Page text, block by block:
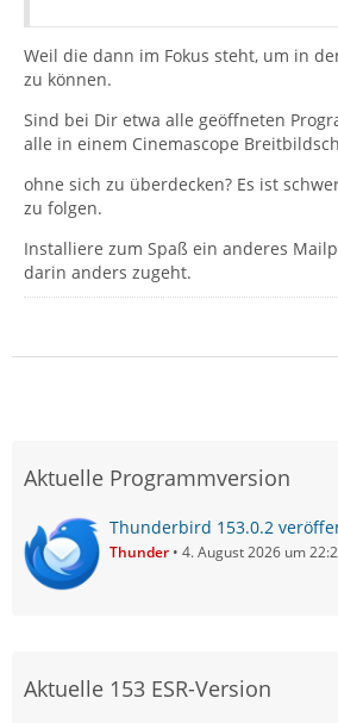
Weil die dann im Fokus steht, um in
zu können.
Sind bei Dir etwa alle geöffneten
alle in einem Cinemascope
ohne sich zu überdecken? Es ist
zu folgen.
Installiere zum Spaß ein anderes
darin anders zugeht.
Aktuelle Programmversion
Thunderbird 153.0.2
Thunder 4. August 2026 um
Aktuelle 153 ESR-Version